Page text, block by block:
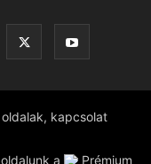
kapcsolat
a Prémium